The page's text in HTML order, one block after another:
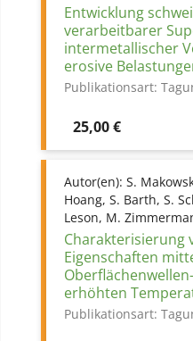
Entwicklung
verarbeitbarer
intermetallischer
erosive
Publikationsart:
Preis
25,00 €
Autor(en): S.
Hoang, S. Barth, S.
Leson, M.
Charakterisierung
Eigenschaften
erhöhten
Publikationsart: